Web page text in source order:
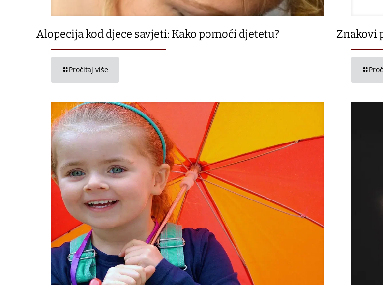
Alopecija kod djece savjeti: Kako pomoći djetetu?
Pročitaj više
Znakovi